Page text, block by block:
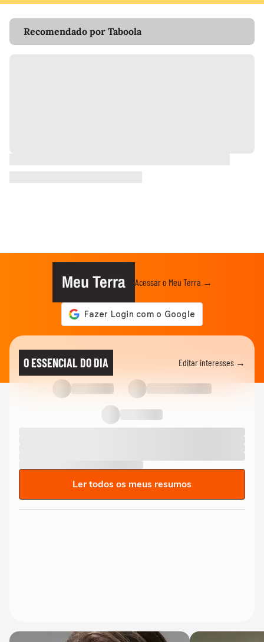
Recomendado por Taboola
Meu Terra Acessar o Meu Terra →
O ESSENCIAL DO DIA Editar interesses →
Ler todos os meus resumos